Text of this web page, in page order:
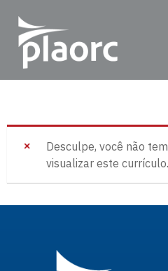
Desculpe, você não
visualizar este currículo.